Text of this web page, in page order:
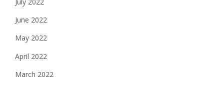
June 2022
May 2022
April 2022
March 2022